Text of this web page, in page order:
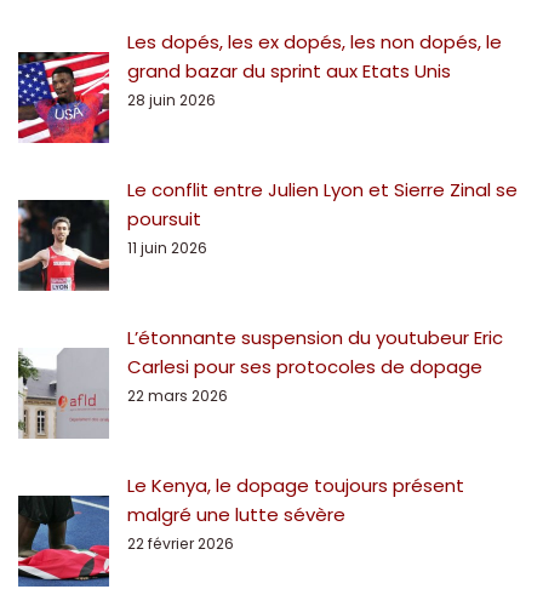
Les dopés, les ex dopés, les non dopés, le
grand bazar du sprint aux Etats Unis
28 juin 2026
Le conflit entre Julien Lyon et Sierre Zinal se
poursuit
11 juin 2026
L’étonnante suspension du youtubeur Eric
Carlesi pour ses protocoles de dopage
22 mars 2026
Le Kenya, le dopage toujours présent
malgré une lutte sévère
22 février 2026